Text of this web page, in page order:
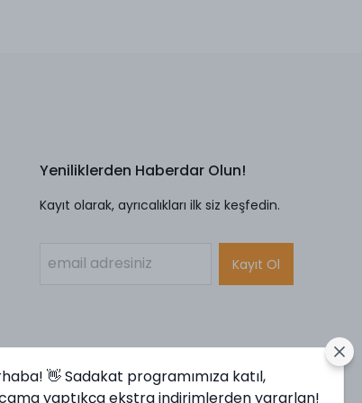
Yeniliklerden Haberdar Olun!
Kayıt olarak, ayrıcalıkları ilk siz keşfedin.
Kayıt Ol
👋 Sadakat programımıza katıl,
yaptıkça ekstra indirimlerden yararlan!